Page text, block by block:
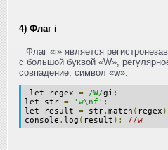
4) Флаг i
Флаг «i» является
с большой буквой «W»,
совпадение, символ «w».
let regex = /W/gi ;
let str = 'w\nf' ;
let result = str. match ( regex
console . log ( result ); //w